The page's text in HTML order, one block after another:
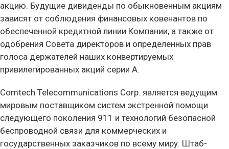
акцию. Будущие дивиденды по обыкновенным акциям
зависят от соблюдения финансовых ковенантов по
обеспеченной кредитной линии Компании, а также от
одобрения Совета директоров и определенных прав
голоса держателей наших конвертируемых
привилегированных акций серии А.
Comtech Telecommunications Corp. является ведущим
мировым поставщиком систем экстренной помощи
следующего поколения 911 и технологий безопасной
беспроводной связи для коммерческих и
государственных заказчиков по всему миру. Штаб-